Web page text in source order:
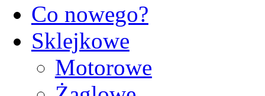
Co nowego?
Sklejkowe
Motorowe